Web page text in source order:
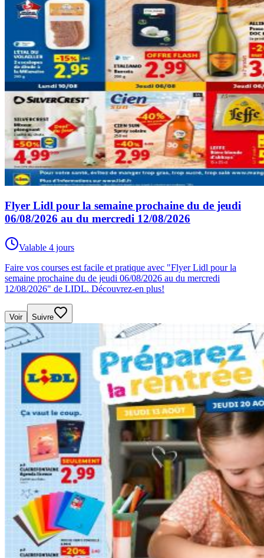
Flyer Lidl pour la semaine prochaine du de jeudi
06/08/2026 au du mercredi 12/08/2026
Valable 4 jours
Faire vos courses est facile et pratique avec "Flyer Lidl pour la
semaine prochaine du de jeudi 06/08/2026 au du mercredi
12/08/2026" de LIDL. Découvrez-en plus!
Voir Suivre